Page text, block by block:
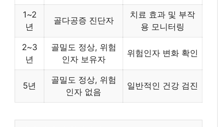
1~2
년
골다공증 진단자
치료 효과 및 부작
용 모니터링
2~3
년
골밀도 정상, 위험
인자 보유자
위험인자 변화 확인
5년
골밀도 정상, 위험
인자 없음
일반적인 건강 검진